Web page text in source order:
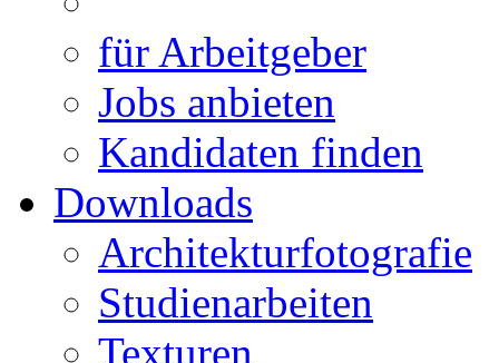
für Arbeitgeber
Jobs anbieten
Kandidaten finden
Downloads
Architekturfotografie
Studienarbeiten
Texturen